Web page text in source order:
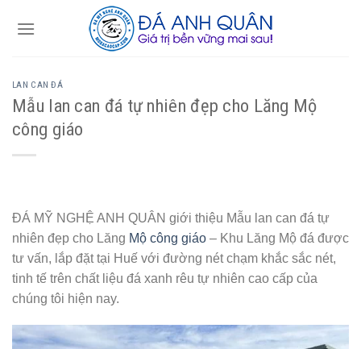
LAN CAN ĐÁ
Mẫu lan can đá tự nhiên đẹp cho Lăng Mộ
công giáo
ĐÁ MỸ NGHỆ ANH QUÂN giới thiệu Mẫu lan can đá tự
nhiên đẹp cho Lăng Mộ công giáo – Khu Lăng Mộ đá được
tư vấn, lắp đặt tại Huế với đường nét chạm khắc sắc nét,
tinh tế trên chất liệu đá xanh rêu tự nhiên cao cấp của
chúng tôi hiện nay.